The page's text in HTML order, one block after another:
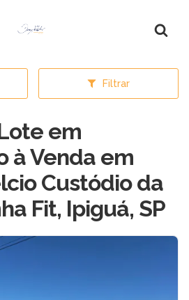
Página inicial
Filtrar
em
à Venda em
Custódio da
Fit, Ipiguá, SP